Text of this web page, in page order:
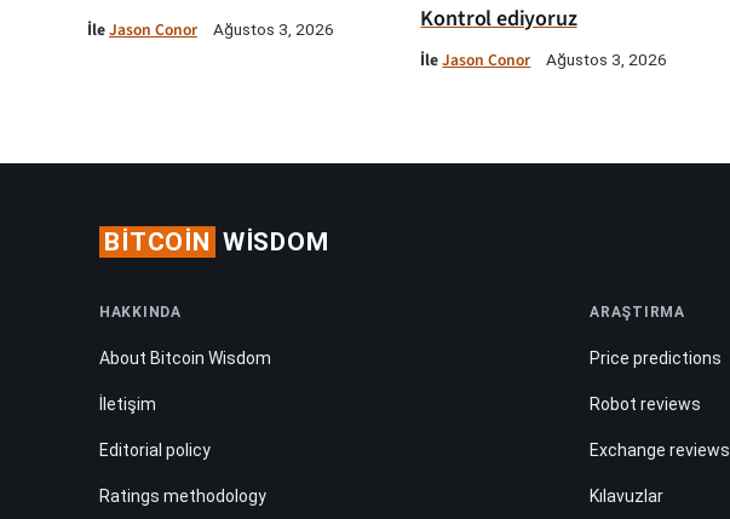
İleJason Conor Ağustos 3, 2026
Kontrol ediyoruz
İleJason Conor Ağustos 3, 2026
BITCOIN WISDOM
HAKKINDA
About Bitcoin Wisdom
İletişim
Editorial policy
Ratings methodology
ARAŞTIRMA
Price predictions
Robot reviews
Exchange reviews
Kılavuzlar